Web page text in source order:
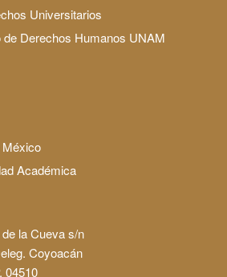
Universitarios
Derechos Humanos UNAM
Académica
la Cueva s/n
Coyoacán
04510